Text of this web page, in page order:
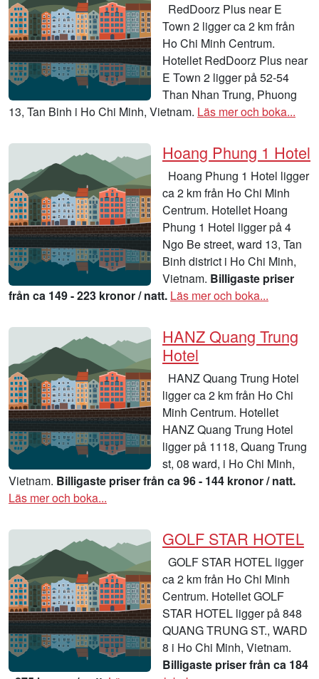
RedDoorz Plus near E
Town 2 ligger ca 2 km från
Ho Chi Minh Centrum.
Hotellet RedDoorz Plus near
E Town 2 ligger på 52-54
Than Nhan Trung, Phuong
13, Tan Binh i Ho Chi Minh, Vietnam. Läs mer och boka...
Hoang Phung 1 Hotel
Hoang Phung 1 Hotel ligger
ca 2 km från Ho Chi Minh
Centrum. Hotellet Hoang
Phung 1 Hotel ligger på 4
Ngo Be street, ward 13, Tan
Binh district i Ho Chi Minh,
Vietnam. Billigaste priser
från ca 149 - 223 kronor / natt. Läs mer och boka...
HANZ Quang Trung
Hotel
HANZ Quang Trung Hotel
ligger ca 2 km från Ho Chi
Minh Centrum. Hotellet
HANZ Quang Trung Hotel
ligger på 1118, Quang Trung
st, 08 ward, i Ho Chi Minh,
Vietnam. Billigaste priser från ca 96 - 144 kronor / natt.
Läs mer och boka...
GOLF STAR HOTEL
GOLF STAR HOTEL ligger
ca 2 km från Ho Chi Minh
Centrum. Hotellet GOLF
STAR HOTEL ligger på 848
QUANG TRUNG ST., WARD
8 i Ho Chi Minh, Vietnam.
Billigaste priser från ca 184